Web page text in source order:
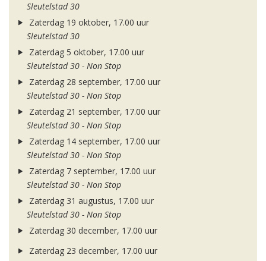
Sleutelstad 30
Zaterdag 19 oktober, 17.00 uur
Sleutelstad 30
Zaterdag 5 oktober, 17.00 uur
Sleutelstad 30 - Non Stop
Zaterdag 28 september, 17.00 uur
Sleutelstad 30 - Non Stop
Zaterdag 21 september, 17.00 uur
Sleutelstad 30 - Non Stop
Zaterdag 14 september, 17.00 uur
Sleutelstad 30 - Non Stop
Zaterdag 7 september, 17.00 uur
Sleutelstad 30 - Non Stop
Zaterdag 31 augustus, 17.00 uur
Sleutelstad 30 - Non Stop
Zaterdag 30 december, 17.00 uur
Zaterdag 23 december, 17.00 uur